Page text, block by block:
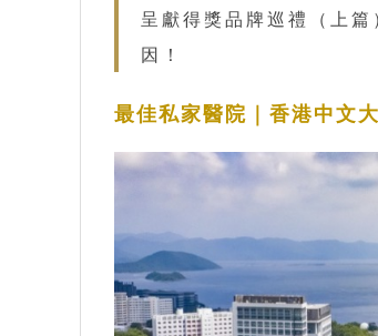
呈獻得獎品牌巡禮（上
因！
最佳私家醫院｜香港中文